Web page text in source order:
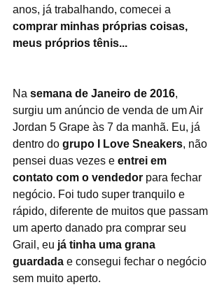
anos, já trabalhando, comecei a
comprar minhas próprias coisas,
meus próprios tênis...
Na semana de Janeiro de 2016,
surgiu um anúncio de venda de um Air
Jordan 5 Grape às 7 da manhã. Eu, já
dentro do grupo I Love Sneakers, não
pensei duas vezes e entrei em
contato com o vendedor para fechar
negócio. Foi tudo super tranquilo e
rápido, diferente de muitos que passam
um aperto danado pra comprar seu
Grail, eu já tinha uma grana
guardada e consegui fechar o negócio
sem muito aperto.